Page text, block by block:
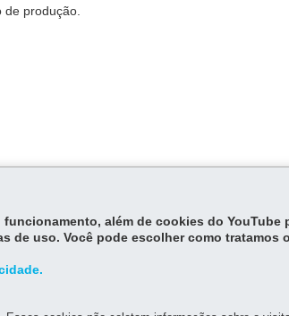
produção.
no Regulamento do ICMS do Paraná em
para emissão de Documentos
de Transporte Eletrônico para Outros
além de cookies do YouTube
de uso. Você pode escolher como tratamos